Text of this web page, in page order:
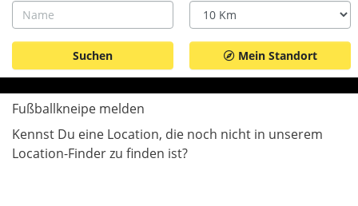
Name Radius
Mein Standort
Fußballkneipe melden
Kennst Du eine Location, die noch nicht in unserem
Location-Finder zu finden ist?